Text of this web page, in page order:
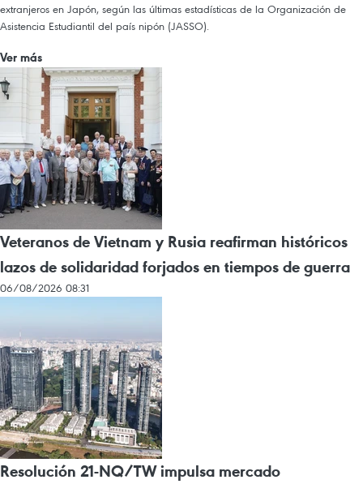
extranjeros en Japón, según las últimas estadísticas de la Organización de
Asistencia Estudiantil del país nipón (JASSO).
Ver más
Veteranos de Vietnam y Rusia reafirman históricos
lazos de solidaridad forjados en tiempos de guerra
06/08/2026 08:31
Resolución 21-NQ/TW impulsa mercado